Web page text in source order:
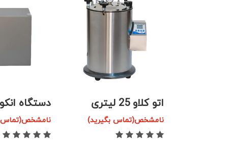
اتو كلاو 25 ليتری
نامشخص(تماس بگیرید)
دستگاه
نامشخص(تماس